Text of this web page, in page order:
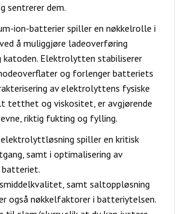
sentrerer dem.
ion-batterier spiller en nøkkelrolle i
å muliggjøre ladeoverføring
katoden. Elektrolytten stabiliserer
og forlenger batteriets
av elektrolyttens fysiske
tetthet og viskositet, er avgjørende
riktig fukting og fylling.
spiller en kritisk
samt i optimalisering av
batteriet.
samt saltoppløsning
også nøkkelfaktorer i batteriytelsen.